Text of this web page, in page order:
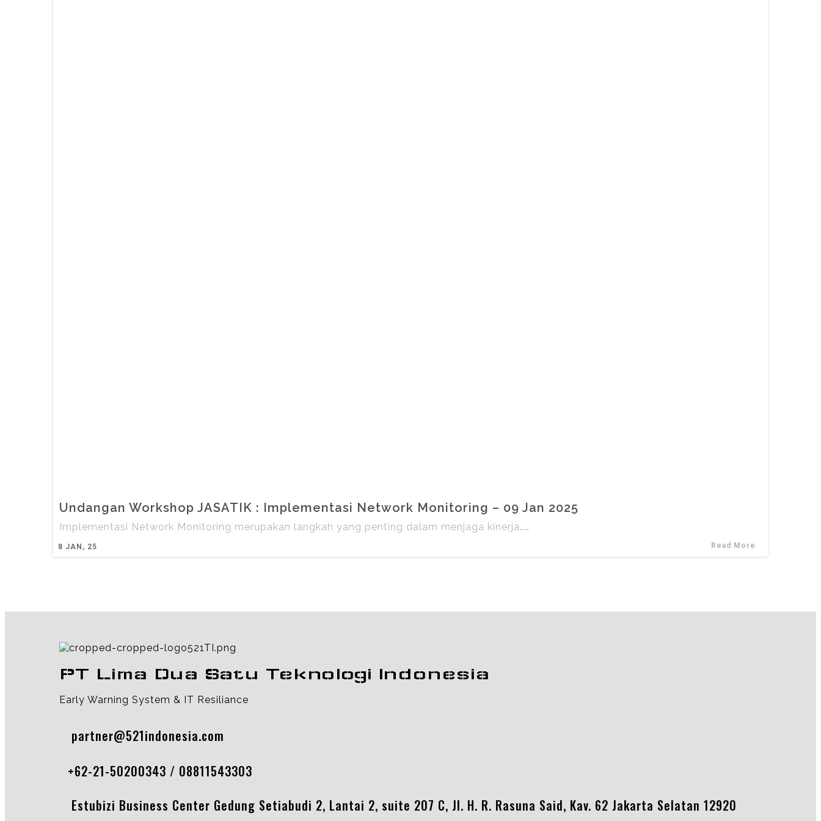
Undangan Workshop JASATIK : Implementasi Network Monitoring – 09 Jan 2025
8 JAN, 25
Implementasi Network Monitoring merupakan langkah yang penting dalam menjaga kinerja……
Read More
PT Lima Dua Satu Teknologi Indonesia
Early Warning System & IT Resiliance
partner@521indonesia.com
+62-21-50200343 / 08811543303
Estubizi Business Center Gedung Setiabudi 2, Lantai 2, suite 207 C, Jl. H. R. Rasuna Said, Kav. 62 Jakarta Selatan 12920